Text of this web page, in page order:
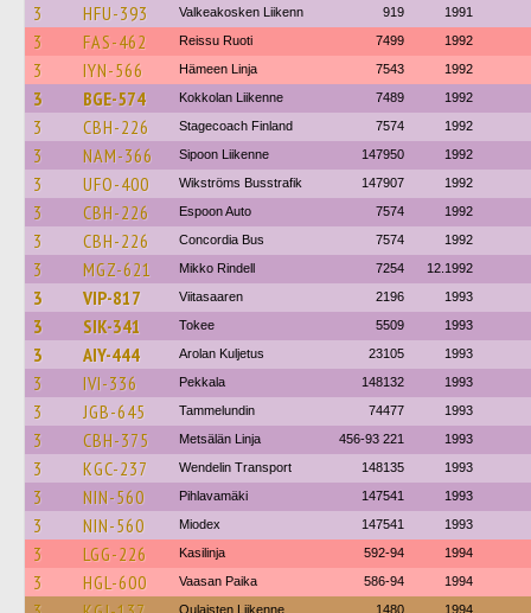
3 HFU-393 Valkeakosken Liikenn 919 1991
3 FAS-462 Reissu Ruoti 7499 1992
3 IYN-566 Hämeen Linja 7543 1992
3 BGE-574 Kokkolan Liikenne 7489 1992
3 CBH-226 Stagecoach Finland 7574 1992
3 NAM-366 Sipoon Liikenne 147950 1992
3 UFO-400 Wikströms Busstrafik 147907 1992
3 CBH-226 Espoon Auto 7574 1992
3 CBH-226 Concordia Bus 7574 1992
3 MGZ-621 Mikko Rindell 7254 12.1992
3 VIP-817 Viitasaaren 2196 1993
3 SIK-341 Tokee 5509 1993
3 AIY-444 Arolan Kuljetus 23105 1993
3 IVI-336 Pekkala 148132 1993
3 JGB-645 Tammelundin 74477 1993
3 CBH-375 Metsälän Linja 456-93 221 1993
3 KGC-237 Wendelin Transport 148135 1993
3 NIN-560 Pihlavamäki 147541 1993
3 NIN-560 Miodex 147541 1993
3 LGG-226 Kasilinja 592-94 1994
3 HGL-600 Vaasan Paika 586-94 1994
Oulaisten Liikenne 1480 1994